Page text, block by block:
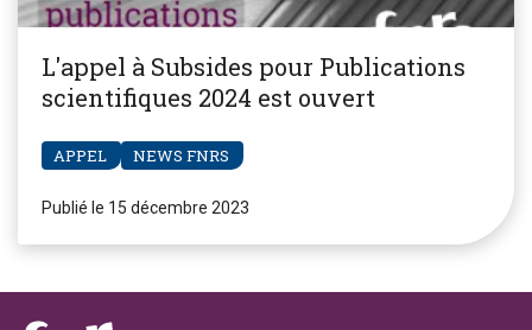
L'appel à Subsides pour Publications
scientifiques 2024 est ouvert
APPEL NEWS FNRS
Publié le 15 décembre 2023